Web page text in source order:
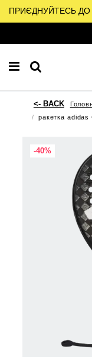
ПРИЄДНУЙТЕСЬ ДО
ракетка
-40%